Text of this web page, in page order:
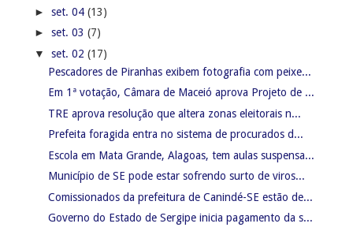
► set. 04 (13)
► set. 03 (7)
▼ set. 02 (17)
Pescadores de Piranhas exibem fotografia com peixe...
Em 1ª votação, Câmara de Maceió aprova Projeto de ...
TRE aprova resolução que altera zonas eleitorais n...
Prefeita foragida entra no sistema de procurados d...
Escola em Mata Grande, Alagoas, tem aulas suspensa...
Município de SE pode estar sofrendo surto de viros...
Comissionados da prefeitura de Canindé-SE estão de...
Governo do Estado de Sergipe inicia pagamento da s...